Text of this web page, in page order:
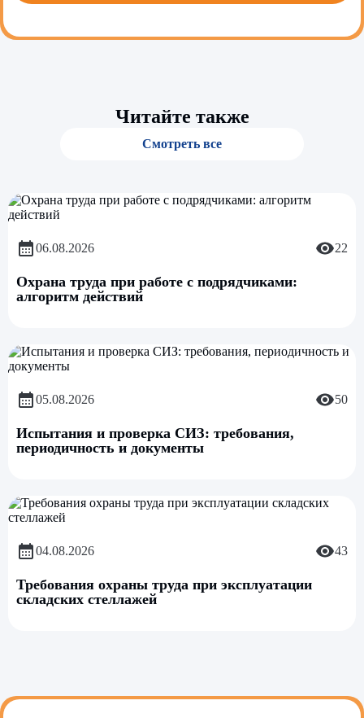
Читайте также
Смотреть все
06.08.2026 22
Охрана труда при работе с подрядчиками:
алгоритм действий
05.08.2026 50
Испытания и проверка СИЗ: требования,
периодичность и документы
04.08.2026 43
Требования охраны труда при эксплуатации
складских стеллажей